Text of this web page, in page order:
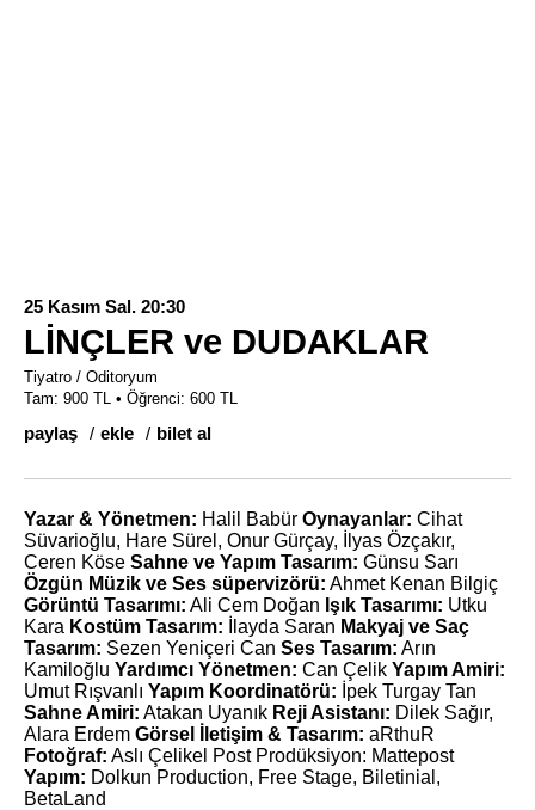
25 Kasım Sal. 20:30
LİNÇLER ve DUDAKLAR
Tiyatro / Oditoryum
Tam: 900 TL • Öğrenci: 600 TL
paylaş ekle bilet al
Yazar & Yönetmen: Halil Babür Oynayanlar: Cihat
Süvarioğlu, Hare Sürel, Onur Gürçay, İlyas Özçakır,
Ceren Köse Sahne ve Yapım Tasarım: Günsu Sarı
Özgün Müzik ve Ses süpervizörü: Ahmet Kenan Bilgiç
Görüntü Tasarımı: Ali Cem Doğan Işık Tasarımı: Utku
Kara Kostüm Tasarım: İlayda Saran Makyaj ve Saç
Tasarım: Sezen Yeniçeri Can Ses Tasarım: Arın
Kamiloğlu Yardımcı Yönetmen: Can Çelik Yapım Amiri:
Umut Rışvanlı Yapım Koordinatörü: İpek Turgay Tan
Sahne Amiri: Atakan Uyanık Reji Asistanı: Dilek Sağır,
Alara Erdem Görsel İletişim & Tasarım: aRthuR
Fotoğraf: Aslı Çelikel Post Prodüksiyon: Mattepost
Yapım: Dolkun Production, Free Stage, Biletinial,
BetaLand